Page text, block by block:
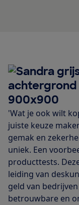
'Wat je ook wilt
juiste keuze
gemak en
uniek. Een
producttests.
leiding van
geld van
betrouwbare en